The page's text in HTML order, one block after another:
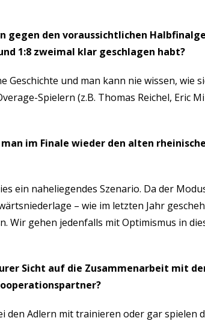
gegen den voraussichtlichen
1:8 zweimal klar geschlagen habt?
Geschichte und man kann nie wissen, wie
Spielern (z.B. Thomas Reichel, Eric
im Finale wieder den alten
ein naheliegendes Szenario. Da der
– wie im letzten Jahr
Wir gehen jedenfalls mit Optimismus in
Sicht auf die Zusammenarbeit mit
den Adlern mit trainieren oder gar spielen